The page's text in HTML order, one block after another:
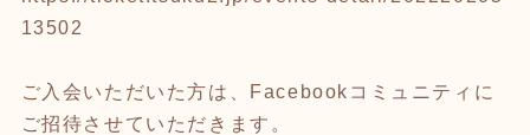
13502
ご入会いただいた方は、Facebookコミュニティに
ご招待させていただきます。